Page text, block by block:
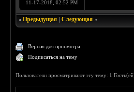
11-17-2018, 02:52 PM
«Предыдущая |Следующая »
Версия для просмотра
Подписаться на тему
Пользователи просматривают эту тему: 1